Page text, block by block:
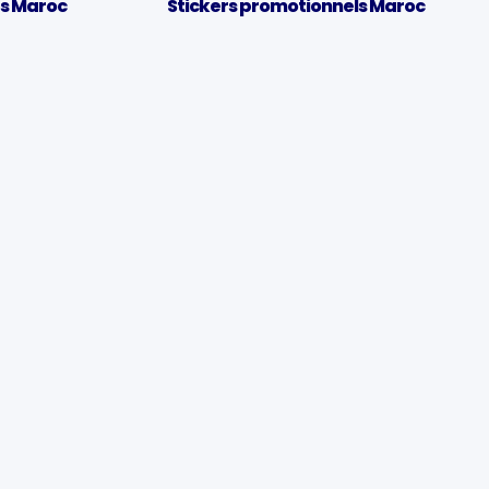
Maroc Stickers promotionnels Maroc